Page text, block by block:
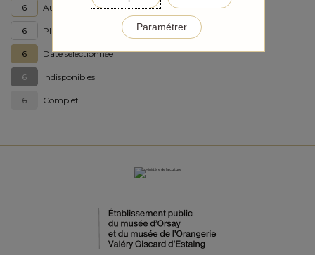
6 Aujourd'hui
6 Places disponibles
6 Date sélectionnée
6 Indisponibles
6 Complet
Paramétrer